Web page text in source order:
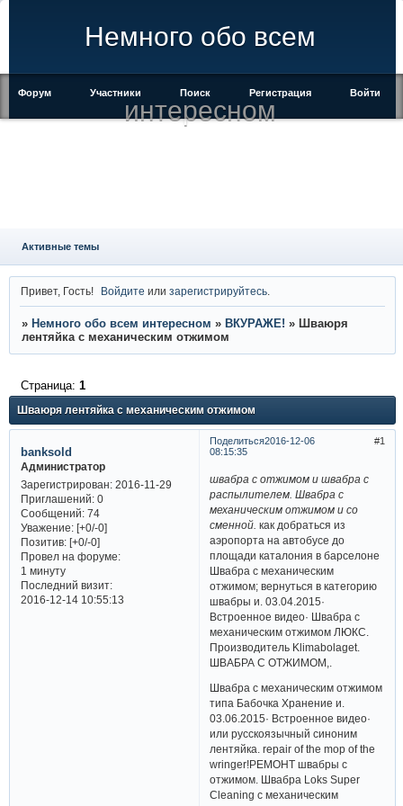
Немного обо всем
интересном
Форум Участники Поиск Регистрация Войти
Активные темы
Привет, Гость! Войдите илизарегистрируйтесь
» Немного обо всем интересном » ВКУРАЖЕ! » Шваюря
лентяйка с механическим отжимом
Шваюря лентяйка с механическим отжимом
Страница: 1
Поделиться 1
2016-12-06
08:15:35
banksold
Администратор
Зарегистрирован: 2016-11-29
Приглашений:0
Сообщений:74
Уважение: [+0/-0]
Позитив: [+0/-0]
Провел на форуме:
1 минуту
Последний визит:
2016-12-14 10:55:13
швабра с отжимом и швабра с
распылителем. Швабра с
механическим отжимом и со
сменной. как добраться из
аэропорта на автобусе до
площади каталония в барселоне
Швабра с механическим
отжимом; вернуться в категорию
швабры и. 03.04.2015·
Встроенное видео· Швабра с
механическим отжимом ЛЮКС.
Производитель Klimabolaget.
ШВАБРА С ОТЖИМОМ,.
Швабра с механическим отжимом
типа Бабочка Хранение и.
03.06.2015· Встроенное видео·
или русскоязычный синоним
лентяйка. repair of the mop of the
wringer!РЕМОНТ швабры с
отжимом. Швабра Loks Super
Cleaning с механическим